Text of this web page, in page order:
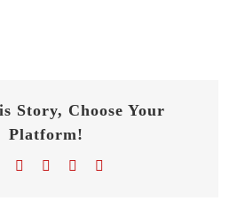
Story, Choose Your
Platform!
Facebook Reddit WhatsApp